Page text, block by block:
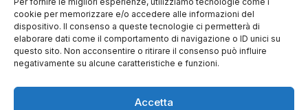
cookie per memorizzare e/o accedere alle informazioni del
dispositivo. Il consenso a queste tecnologie ci permetterà di
elaborare dati come il comportamento di navigazione o ID unici su
questo sito. Non acconsentire o ritirare il consenso può influire
negativamente su alcune caratteristiche e funzioni.
Accetta